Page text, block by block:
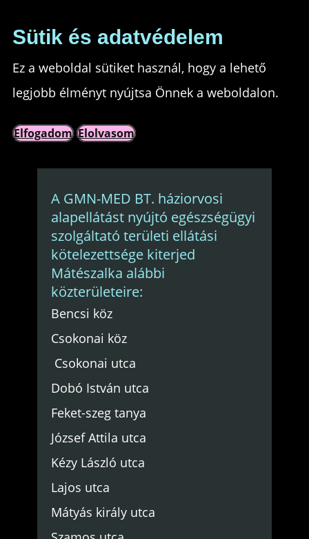
Sütik és adatvédelem
Ez a weboldal sütiket használ, hogy a lehető
legjobb élményt nyújtsa Önnek a weboldalon.
Elfogadom Elolvasom
A GMN-MED BT. háziorvosi
alapellátást nyújtó egészségügyi
szolgáltató területi ellátási
kötelezettsége kiterjed
Mátészalka alábbi
közterületeire:
Bencsi köz
Csokonai köz
Csokonai utca
Dobó István utca
Feket-szeg tanya
József Attila utca
Kézy László utca
Lajos utca
Mátyás király utca